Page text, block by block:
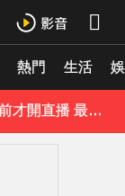
熱門 生活《理財達人秀》X 安聯投信免費講座報名中！搶先卡位 2027
97萬網紅「肥大叔」驟逝！2天前才開直播 最後身影曝光粉鼻酸